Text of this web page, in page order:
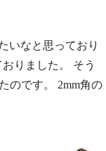
いなと思っており
りました。 そう
のです。 2mm角の